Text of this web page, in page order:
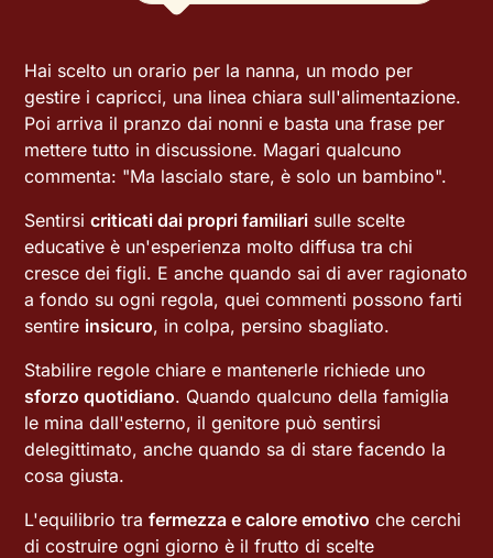
Hai scelto un orario per la nanna, un modo per
gestire i capricci, una linea chiara sull'alimentazione.
Poi arriva il pranzo dai nonni e basta una frase per
mettere tutto in discussione. Magari qualcuno
commenta: "Ma lascialo stare, è solo un bambino".
Sentirsicriticati dai propri familiari sulle scelte
educative è un'esperienza molto diffusa tra chi
cresce dei figli. E anche quando sai di aver ragionato
a fondo su ogni regola, quei commenti possono farti
sentire insicuro, in colpa, persino sbagliato.
Stabilire regole chiare e mantenerle richiede uno
sforzo quotidiano. Quando qualcuno della famiglia
le mina dall'esterno, il genitore può sentirsi
delegittimato, anche quando sa di stare facendo la
cosa giusta.
L'equilibrio trafermezza e calore emotivo che cerchi
di costruire ogni giorno è il frutto di scelte